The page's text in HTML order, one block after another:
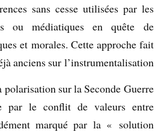
sans cesse utilisées par les
ou médiatiques en quête de
et morales. Cette approche fait
anciens sur l’instrumentalisation
polarisation sur la Seconde Guerre
par le conflit de valeurs entre
marqué par la « solution